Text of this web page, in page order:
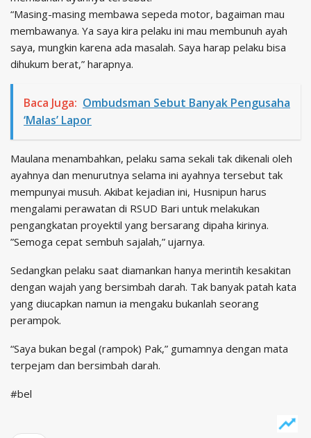
“Masing-masing membawa sepeda motor, bagaiman mau
membawanya. Ya saya kira pelaku ini mau membunuh ayah
saya, mungkin karena ada masalah. Saya harap pelaku bisa
dihukum berat,” harapnya.
Baca Juga: Ombudsman Sebut Banyak Pengusaha
‘Malas’ Lapor
Maulana menambahkan, pelaku sama sekali tak dikenali oleh
ayahnya dan menurutnya selama ini ayahnya tersebut tak
mempunyai musuh.‎ Akibat kejadian ini, Husnipun harus
mengalami perawatan di RSUD Bari untuk melakukan
pengangkatan proyektil yang bersarang dipaha kirinya.
‎”Semoga cepat sembuh sajalah,” ujarnya.
Sedangkan pelaku saat diamankan hanya merintih kesakitan
dengan wajah yang bersimbah darah. Tak banyak patah kata
yang diucapkan namun ia mengaku bukanlah seorang
perampok.‎
“Saya bukan begal (rampok) Pak,” gumamnya dengan mata
terpejam dan bersimbah darah.
#bel